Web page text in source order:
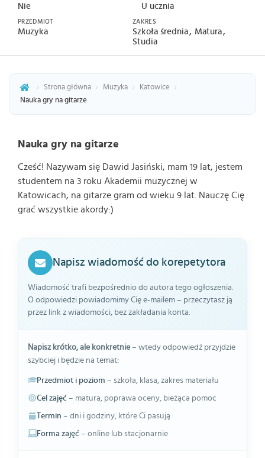
Nie U ucznia
PRZEDMIOT
Muzyka
ZAKRES
Szkoła średnia Matura
Studia
› Strona główna › Muzyka › Katowice
›
Nauka gry na gitarze
Nauka gry na gitarze
Cześć! Nazywam się Dawid Jasiński, mam 19 lat, jestem
studentem na 3 roku Akademii muzycznej w
Katowicach, na gitarze gram od wieku 9 lat. Nauczę Cię
grać wszystkie akordy:)
Napisz wiadomość do korepetytora
Wiadomość trafi bezpośrednio do autora tego ogłoszenia.
O odpowiedzi powiadomimy Cię e-mailem – przeczytasz ją
przez link z wiadomości, bez zakładania konta.
Napisz krótko, ale konkretnie– wtedy odpowiedź przyjdzie
szybciej i będzie na temat:
Przedmiot i poziom – szkoła, klasa, zakres materiału
Cel zajęć – matura, poprawa oceny, bieżąca pomoc
Termin – dni i godziny, które Ci pasują
Forma zajęć – online lub stacjonarnie